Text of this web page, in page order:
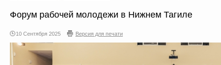
Форум рабочей молодежи в Нижнем Тагиле
10 Сентября 2025 Версия для печати